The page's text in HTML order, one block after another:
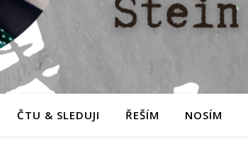
ČTU & SLEDUJI ŘEŠÍM NOSÍM